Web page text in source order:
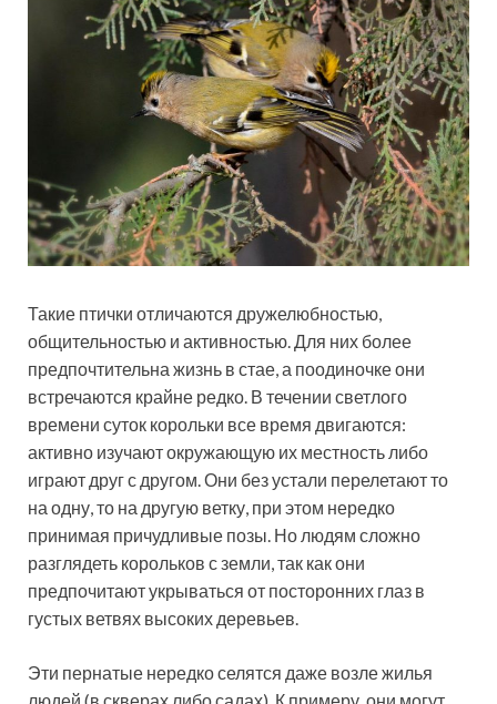
Такие птички отличаются дружелюбностью,
общительностью и активностью. Для них более
предпочтительна жизнь в стае, а поодиночке они
встречаются крайне редко. В течении светлого
времени суток корольки все время двигаются:
активно изучают окружающую их местность либо
играют друг с другом. Они без устали перелетают то
на одну, то на другую ветку, при этом нередко
принимая причудливые позы. Но людям сложно
разглядеть корольков с земли, так как они
предпочитают укрываться от посторонних глаз в
густых ветвях высоких деревьев.
Эти пернатые нередко селятся даже возле жилья